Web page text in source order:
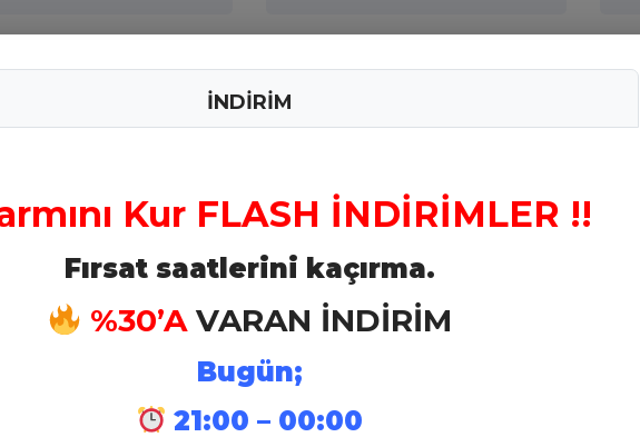
Personel Branş
Maliye Branşı
Kaynakları
Bando Branş
Kaynakları
Eczacı Branş
Kaynakları
Tabip Branş
İstihkam Branş
İNDİRİM
Kur FLASH İNDİRİMLER !!
Fırsat saatlerini kaçırma.
%30’AVARAN İNDİRİM
Bugün;
21:00 – 00:00